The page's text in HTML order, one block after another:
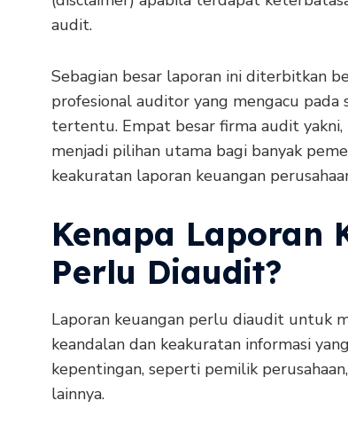
audit.
Sebagian besar laporan ini diterbitkan
profesional auditor yang mengacu
tertentu. Empat besar firma audit yakni,
menjadi pilihan utama bagi banyak
keakuratan laporan keuangan
Kenapa Laporan
Perlu Diaudit?
Laporan keuangan perlu diaudit untuk
keandalan dan keakuratan informasi
kepentingan, seperti pemilik
lainnya.